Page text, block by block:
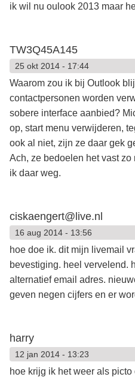
ik wil nu oulook 2013 maar
TW3Q45A145
25 okt 2014 - 17:44
Waarom zou ik bij Outlook
contactpersonen worden
sobere interface aanbied?
op, start menu verwijderen,
ook al niet, zijn ze daar gek
Ach, ze bedoelen het vast
ik daar weg.
ciskaengert@live.nl
16 aug 2014 - 13:56
hoe doe ik. dit mijn livemail
bevestiging. heel vervelend.
alternatief email adres.
geven negen cijfers en er
harry
12 jan 2014 - 13:23
hoe krijg ik het weer als picto